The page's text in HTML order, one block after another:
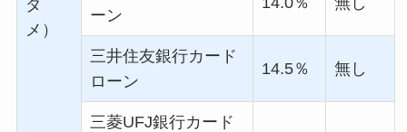
ダ
メ）
ーン
三井住友銀行カード
ローン
14.5％ 無し
三菱UFJ銀行カード